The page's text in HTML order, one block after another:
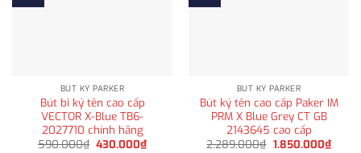
BÚT KÝ PARKER
Bút bi ký tên cao cấp
VECTOR X-Blue TB6-
2027710 chính hãng
590.000₫ Giá
430.000₫Giá
BÚT KÝ PARKER
Bút ký tên cao cấp Paker IM
PRM X Blue Grey CT GB
2143645 cao cấp
2.289.000₫ Giá
1.850.000₫Giá